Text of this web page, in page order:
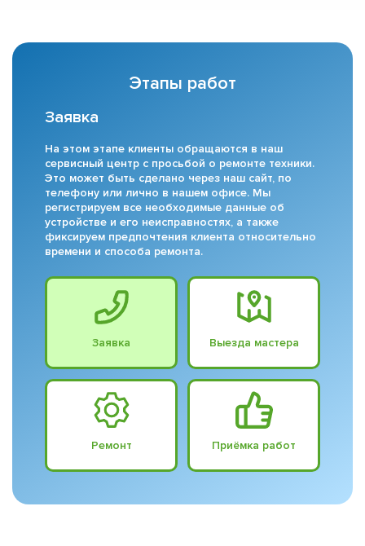
Этапы работ
Заявка
На этом этапе клиенты обращаются в наш
сервисный центр с просьбой о ремонте техники.
Это может быть сделано через наш сайт, по
телефону или лично в нашем офисе. Мы
регистрируем все необходимые данные об
устройстве и его неисправностях, а также
фиксируем предпочтения клиента относительно
времени и способа ремонта.
Заявка Выезда мастера
Ремонт Приёмка работ